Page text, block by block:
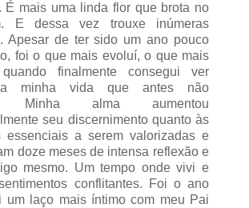
É mais uma linda flor que brota no
E dessa vez trouxe inúmeras
Apesar de ter sido um ano pouco
foi o que mais evoluí, o que mais
finalmente consegui ver
minha vida que antes não
Minha alma aumentou
seu discernimento quanto às
essenciais a serem valorizadas e
doze meses de intensa reflexão e
mesmo. Um tempo onde vivi e
conflitantes. Foi o ano
um laço mais íntimo com meu Pai